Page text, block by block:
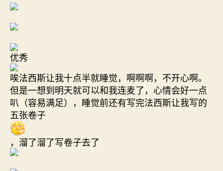
优秀
唉法西斯让我十点半就睡觉，啊啊啊，不开心啊。
但是一想到明天就可以和我连麦了，心情会好一点
叭（容易满足），睡觉前还有写完法西斯让我写的
五张卷子
，溜了溜了写卷子去了